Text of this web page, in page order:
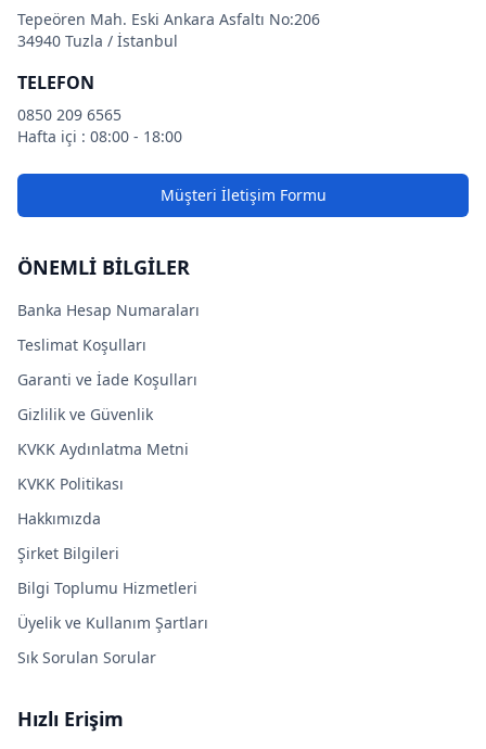
Tepeören Mah. Eski Ankara Asfaltı No:206
34940 Tuzla / İstanbul
TELEFON
0850 209 6565
Hafta içi : 08:00 - 18:00
Müşteri İletişim Formu
ÖNEMLİ BİLGİLER
Banka Hesap Numaraları
Teslimat Koşulları
Garanti ve İade Koşulları
Gizlilik ve Güvenlik
KVKK Aydınlatma Metni
KVKK Politikası
Hakkımızda
Şirket Bilgileri
Bilgi Toplumu Hizmetleri
Üyelik ve Kullanım Şartları
Sık Sorulan Sorular
Hızlı Erişim